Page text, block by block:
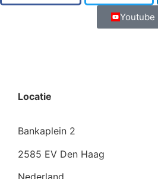
Youtube
Locatie
Bankaplein 2
2585 EV Den Haag